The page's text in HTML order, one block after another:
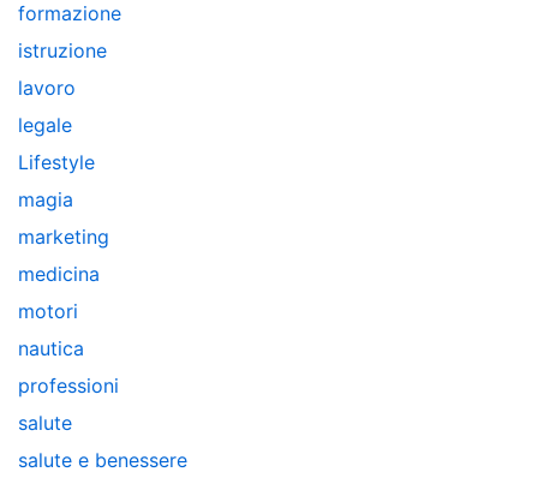
formazione
istruzione
lavoro
legale
Lifestyle
magia
marketing
medicina
motori
nautica
professioni
salute
salute e benessere